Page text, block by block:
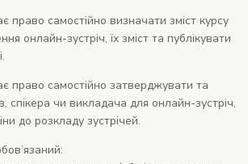
право самостійно визначати зміст курсу
онлайн-зустріч, їх зміст та публікувати
право самостійно затверджувати та
спікера чи викладача для онлайн-зустріч,
до розкладу зустрічей.